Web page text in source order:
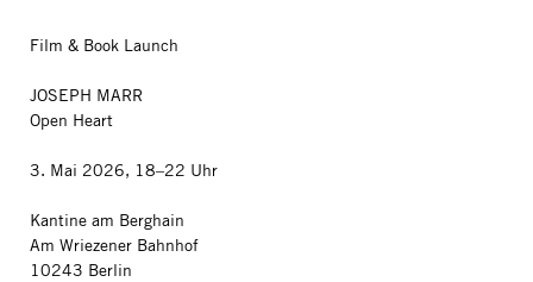
Film & Book Launch
JOSEPH MARR
Open Heart
3. Mai 2026, 18–22 Uhr
Kantine am Berghain
Am Wriezener Bahnhof
10243 Berlin